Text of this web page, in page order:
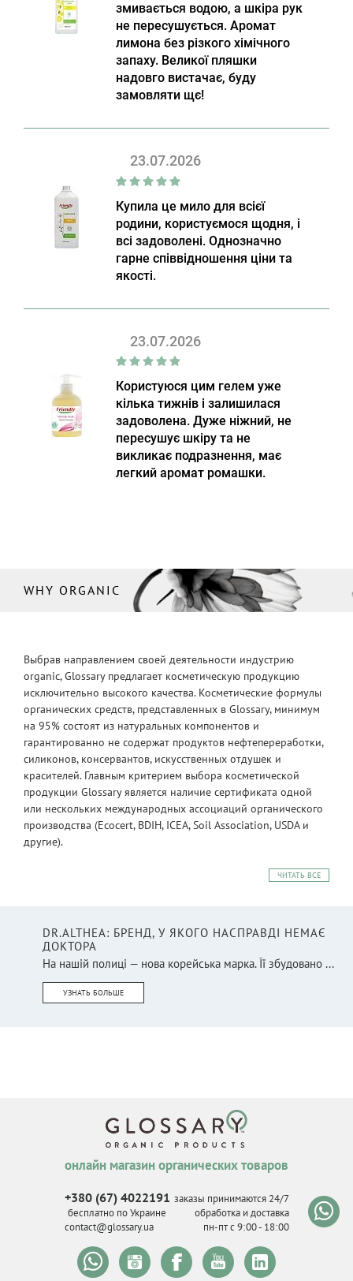
змивається водою, а шкіра рук
не пересушується. Аромат
лимона без різкого хімічного
запаху. Великої пляшки
надовго вистачає, буду
замовляти щє!
23.07.2026
Купила це мило для всієї
родини, користуємося щодня, і
всі задоволені. Однозначно
гарне співвідношення ціни та
якості.
23.07.2026
Користуюся цим гелем уже
кілька тижнів і залишилася
задоволена. Дуже ніжний, не
пересушує шкіру та не
викликає подразнення, має
легкий аромат ромашки.
WHY ORGANIC
Выбрав направлением своей деятельности индустрию
organic, Glossary предлагает косметическую продукцию
исключительно высокого качества. Косметические формулы
органических средств, представленных в Glossary, минимум
на 95% состоят из натуральных компонентов и
гарантированно не содержат продуктов нефтепереработки,
силиконов, консервантов, искусственных отдушек и
красителей. Главным критерием выбора косметической
продукции Glossary является наличие сертификата одной
или нескольких международных ассоциаций органического
производства (Ecocert, BDIH, ICEA, Soil Association, USDA и
другие).
ЧИТАТЬ ВСЕ
DR.ALTHEA: БРЕНД, У ЯКОГО НАСПРАВДІ НЕМАЄ
ДОКТОРА
На нашій полиці — нова корейська марка. Її збудовано ...
УЗНАТЬ БОЛЬШЕ
онлайн магазин органических товаров
+380 (67) 4022191
бесплатно по Украине
contact@glossary.ua
заказы принимаются 24/7
обработка и доставка
пн-пт с 9:00 - 18:00